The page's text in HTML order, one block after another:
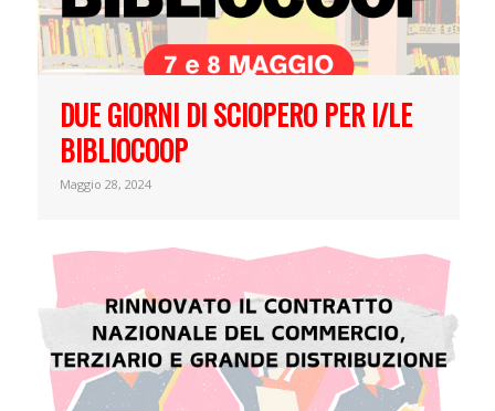
DUE GIORNI DI SCIOPERO PER I/LE
BIBLIOCOOP
Maggio 28, 2024